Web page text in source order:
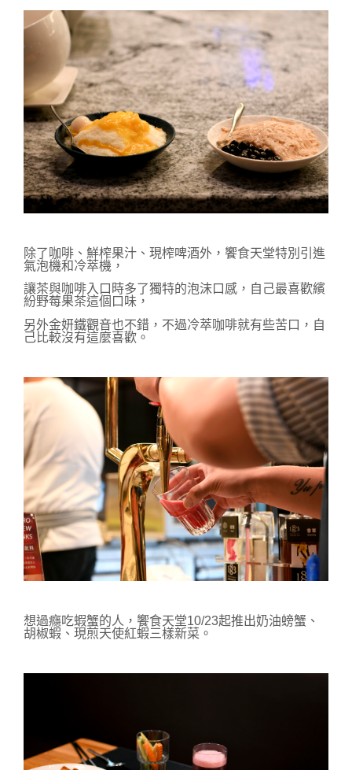
除了咖啡、鮮榨果汁、現榨啤酒外，饗食天堂特別引進
氣泡機和冷萃機，
讓茶與咖啡入口時多了獨特的泡沫口感，自己最喜歡繽
紛野莓果茶這個口味，
另外金妍鐵觀音也不錯，不過冷萃咖啡就有些苦口，自
己比較沒有這麼喜歡。
想過癮吃蝦蟹的人，饗食天堂10/23起推出奶油螃蟹、
胡椒蝦、現煎天使紅蝦三樣新菜。